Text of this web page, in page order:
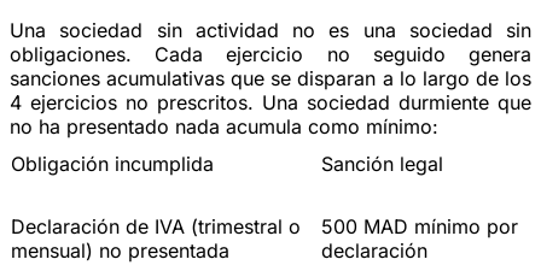
Una sociedad sin actividad no es una sociedad sin
obligaciones. Cada ejercicio no seguido genera
sanciones acumulativas que se disparan a lo largo de los
4 ejercicios no prescritos. Una sociedad durmiente que
no ha presentado nada acumula como mínimo:
Obligación incumplida
Sanción legal
Declaración de IVA (trimestral o
mensual) no presentada
500 MAD mínimo por
declaración